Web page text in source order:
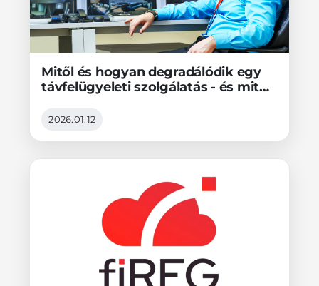
Mitől és hogyan degradálódik egy
távfelügyeleti szolgálatás - és mit
2026.01.12